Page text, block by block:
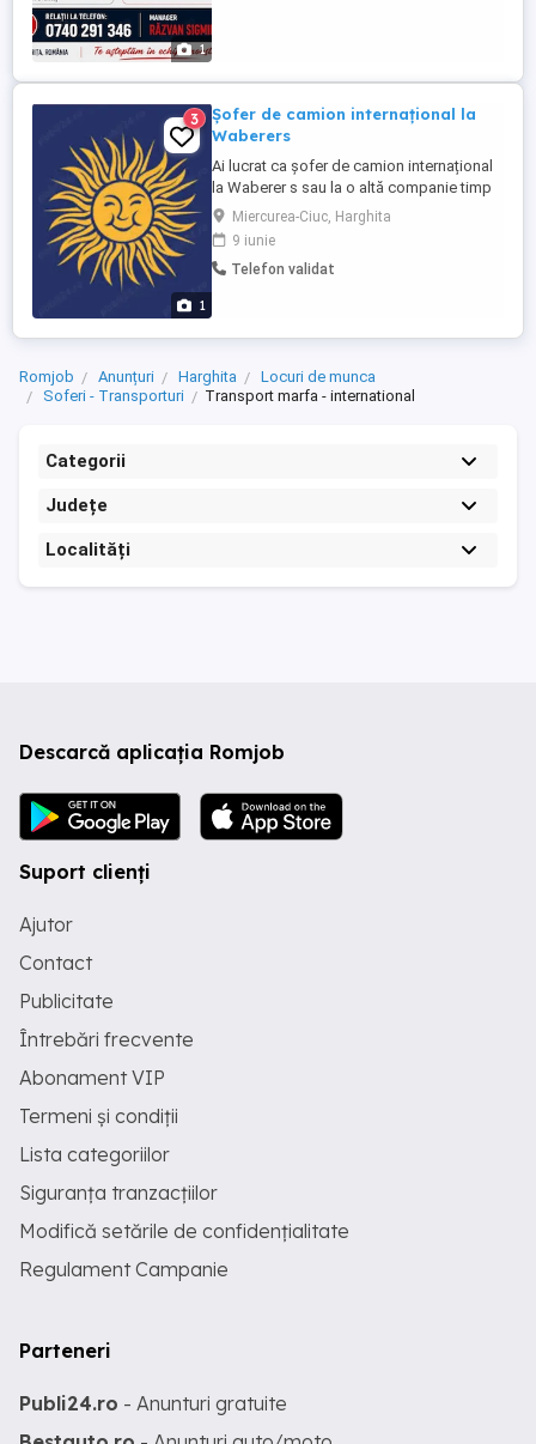
1
1
3
Șofer de camion internațional la
Waberers
Ai lucrat ca șofer de camion internațional
la Waberer s sau la o altă companie timp
de cel puțin 1 an? Acum te poți alătura și
poți primi un bonus brut de 1.000.000
HUF! Oferta este valabilă pentru angajările
până la 30 iunie! Detalii: 100.000 HUF după
Miercurea-Ciuc, Harghita
9 iunie
Telefon validat
Romjob Anunțuri Harghita
Locuri de munca
Soferi - Transporturi
Transport marfa - international
Categorii
Județe
Localități
Descarcă aplicația Romjob
Suport clienți
Ajutor
Contact
Publicitate
Întrebări frecvente
Abonament VIP
Termeni și condiții
Lista categoriilor
Siguranța tranzacțiilor
Modifică setările de confidențialitate
Regulament Campanie
Parteneri
Publi24.ro - Anunturi gratuite